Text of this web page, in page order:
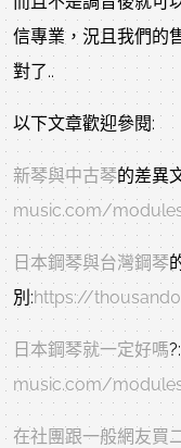
信專業，況且我們的
對了..
以下文章歡迎參閱:
新琴與中古琴的差異
music.com/
日本鋼琴與台灣鋼琴
別:https://
日本鋼琴就一定好嗎?:
music.com/
在社團跟一般網友買